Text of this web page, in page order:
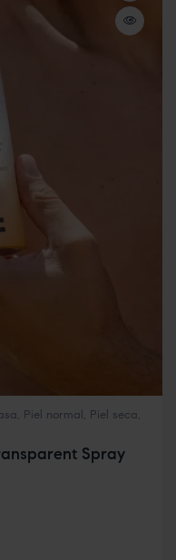
, Piel normal , Piel seca,
Spray